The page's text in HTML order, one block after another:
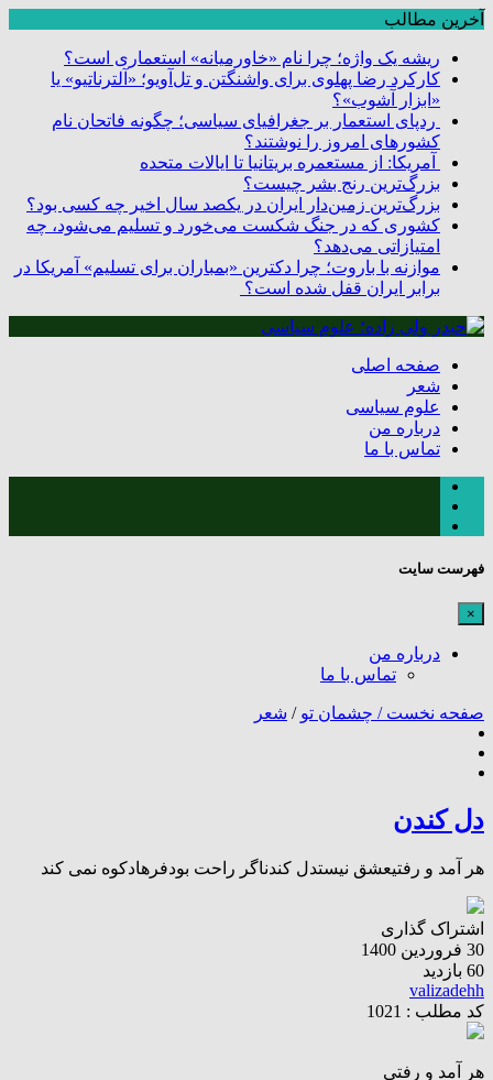
آخرین مطالب
ریشه یک واژه؛ چرا نام «خاورمیانه» استعماری است؟
کارکرد رضا پهلوی برای واشنگتن و تل‌آویو؛ «آلترناتیو» یا
«ابزار آشوب»؟
ردپای استعمار بر جغرافیای سیاسی؛ چگونه فاتحان نام
کشورهای امروز را نوشتند؟
آمریکا: از مستعمره بریتانیا تا ایالات متحده
بزرگ‌ترین رنج بشر چیست؟
بزرگ‌ترین زمین‌دار ایران در یکصد سال اخیر چه کسی بود؟
کشوری که در جنگ شکست می‌خورد و تسلیم می‌شود، چه
امتیازاتی می‌دهد؟
موازنه با باروت؛ چرا دکترین «بمباران برای تسلیم» آمریکا در
برابر ایران قفل شده است؟
صفحه اصلی
شعر
علوم سیاسی
درباره من
تماس با ما
فهرست سایت
×
درباره من
تماس با ما
صفحه نخست / چشمان تو / شعر
دل کندن
هر آمد و رفتیعشق نیستدل کندناگر راحت بودفرهادکوه نمی کند
اشتراک گذاری
30 فروردین 1400
60 بازدید
valizadehh
کد مطلب : 1021
هر آمد و رفتی